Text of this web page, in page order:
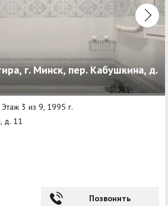
г. Минск, пер. Кабушкина, д.
Этаж 3 из 9, 1995 г.
д. 11
Позвонить